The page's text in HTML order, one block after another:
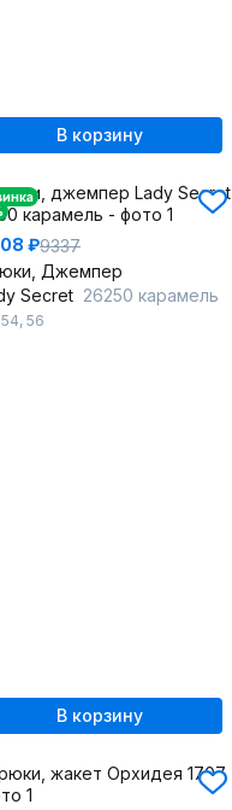
В корзину
₽9337
Джемпер
Secret 26250 карамель
54, 56
В корзину